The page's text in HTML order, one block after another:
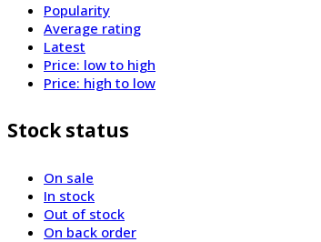
Popularity
Average rating
Latest
Price: low to high
Price: high to low
Stock status
On sale
In stock
Out of stock
On back order